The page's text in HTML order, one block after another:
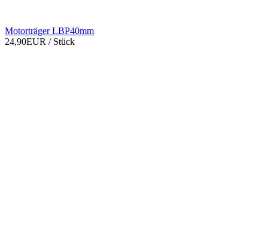
Motorträger LBP40mm
24,90EUR / Stück